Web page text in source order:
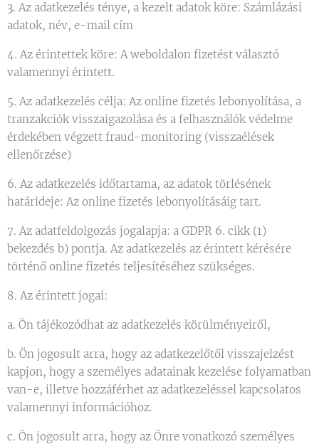
3. Az adatkezelés ténye, a kezelt adatok köre: Számlázási
adatok, név, e-mail cím
4. Az érintettek köre: A weboldalon fizetést választó
valamennyi érintett.
5. Az adatkezelés célja: Az online fizetés lebonyolítása, a
tranzakciók visszaigazolása és a felhasználók védelme
érdekében végzett fraud-monitoring (visszaélések
ellenőrzése)
6. Az adatkezelés időtartama, az adatok törlésének
határideje: Az online fizetés lebonyolításáig tart.
7. Az adatfeldolgozás jogalapja: a GDPR 6. cikk (1)
bekezdés b) pontja. Az adatkezelés az érintett kérésére
történő online fizetés teljesítéséhez szükséges.
8. Az érintett jogai:
a. Ön tájékozódhat az adatkezelés körülményeiről,
b. Ön jogosult arra, hogy az adatkezelőtől visszajelzést
kapjon, hogy a személyes adatainak kezelése folyamatban
van-e, illetve hozzáférhet az adatkezeléssel kapcsolatos
valamennyi információhoz.
c. Ön jogosult arra, hogy az Önre vonatkozó személyes